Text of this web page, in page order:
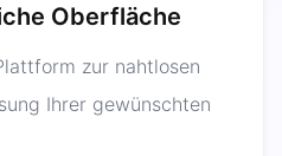
Oberfläche
zur nahtlosen
Ihrer gewünschten